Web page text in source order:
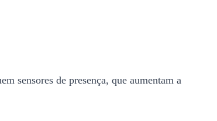
sensores de presença, que aumentam a